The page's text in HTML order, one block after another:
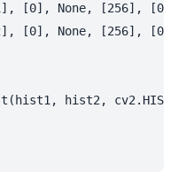
[0], None, [256], [0,
[0], None, [256], [0,
hist2,